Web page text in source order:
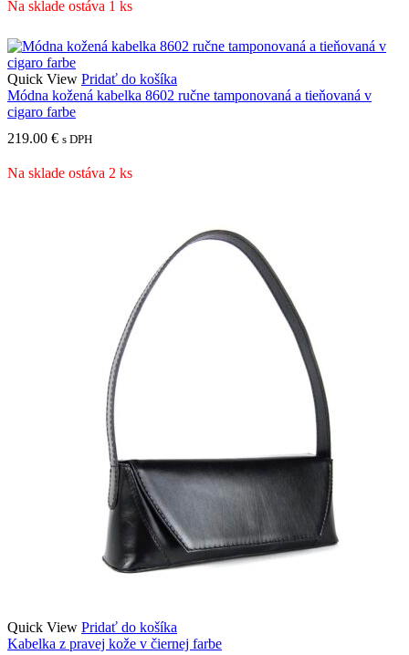
Na sklade ostáva 1 ks
Quick View Pridať do košíka
Módna kožená kabelka 8602 ručne tamponovaná a tieňovaná v
cigaro farbe
219.00 € s DPH
Na sklade ostáva 2 ks
Quick View Pridať do košíka
Kabelka z pravej kože v čiernej farbe